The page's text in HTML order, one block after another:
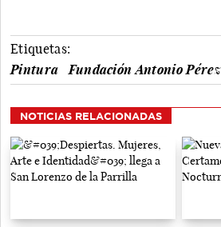
Etiquetas:
Pintura
Fundación Antonio Pérez
NOTICIAS RELACIONADAS